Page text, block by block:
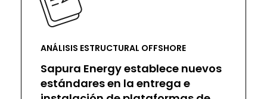
ANÁLISIS ESTRUCTURAL OFFSHORE
Sapura Energy establece nuevos
estándares en la entrega e